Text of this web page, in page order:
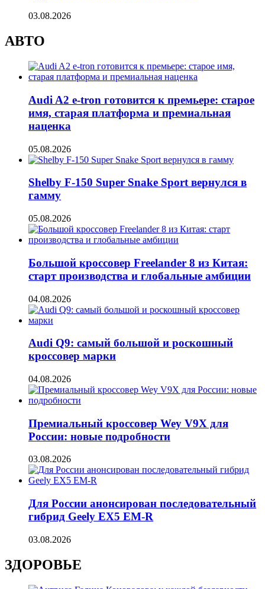
03.08.2026
АВТО
Audi A2 e-tron готовится к премьере: старое
имя, старая платформа и премиальная
наценка
05.08.2026
Shelby F-150 Super Snake Sport вернулся в
гамму
05.08.2026
Большой кроссовер Freelander 8 из Китая:
старт производства и глобальные амбиции
04.08.2026
Audi Q9: самый большой и роскошный
кроссовер марки
04.08.2026
Премиальный кроссовер Wey V9X для
России: новые подробности
03.08.2026
Для России анонсирован последовательный
гибрид Geely EX5 EM-R
03.08.2026
ЗДОРОВЬЕ